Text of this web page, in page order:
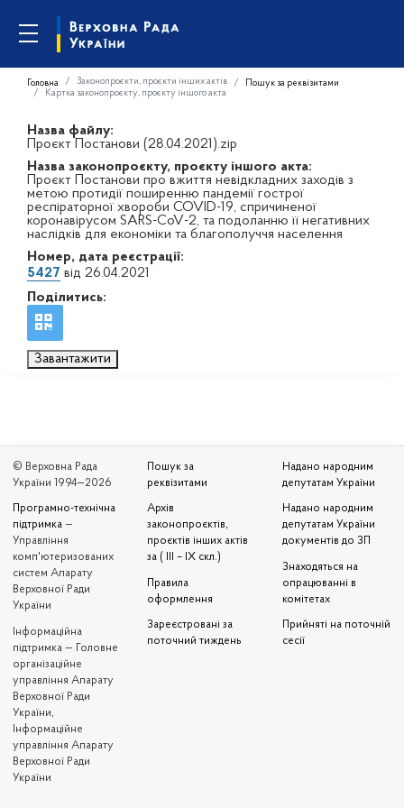
Головна Законопроєкти, проєкти інших актів
Пошук за реквізитами
Картка законопроєкту, проєкту іншого акта
Назва файлу:
Проєкт Постанови (28.04.2021).zip
Назва законопроєкту, проєкту іншого акта:
Проєкт Постанови про вжиття невідкладних заходів з
метою протидії поширенню пандемії гострої
респіраторної хвороби COVID-19, спричиненої
коронавірусом SARS-CoV-2, та подоланню її негативних
наслідків для економіки та благополуччя населення
Номер, дата реєстрації:
5427 від 26.04.2021
Поділитись:
Завантажити
© Верховна Рада
України 1994—2026
Програмно-технічна
підтримка —
Управління
комп'ютеризованих
систем Апарату
Верховної Ради
України
Iнформаційна
підтримка — Головне
організаційне
управління Апарату
Верховної Ради
України,
Інформаційне
управління Апарату
Верховної Ради
України
Пошук за
реквізитами
Архів
законопроєктів,
проєктів інших актів
за ( III – IX скл.)
Правила
оформлення
Зареєстровані за
поточний тиждень
Надано народним
депутатам України
Надано народним
депутатам України
документів до ЗП
Знаходяться на
опрацюванні в
комітетах
Прийняті на поточній
сесії